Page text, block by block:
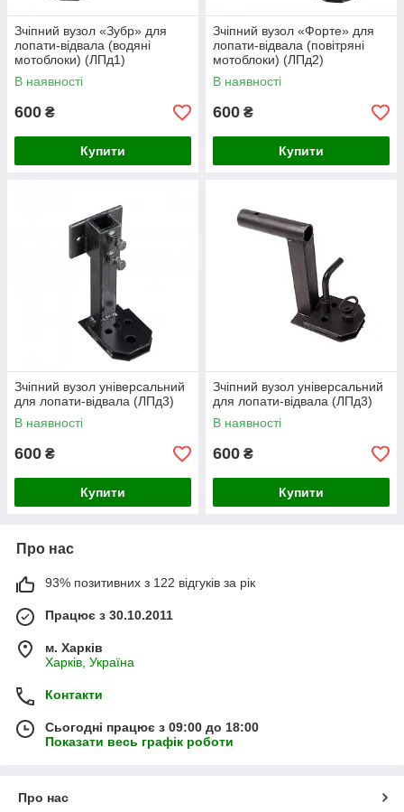
Зчіпний вузол «Зубр» для
лопати-відвала (водяні
мотоблоки) (ЛПд1)
В наявності
600 ₴
Купити
Зчіпний вузол «Форте» для
лопати-відвала (повітряні
мотоблоки) (ЛПд2)
В наявності
600 ₴
Купити
Зчіпний вузол універсальний
для лопати-відвала (ЛПд3)
В наявності
600 ₴
Купити
Зчіпний вузол універсальний
для лопати-відвала (ЛПд3)
В наявності
600 ₴
Купити
Про нас
93% позитивних з 122 відгуків за рік
Працює з 30.10.2011
м. Харків
Харків, Україна
Контакти
Сьогодні працює з 09:00 до 18:00
Показати весь графік роботи
Про нас